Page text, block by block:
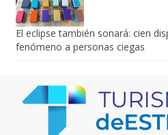
El eclipse también sonará: cien
fenómeno a personas ciegas
Sobre Nosotros